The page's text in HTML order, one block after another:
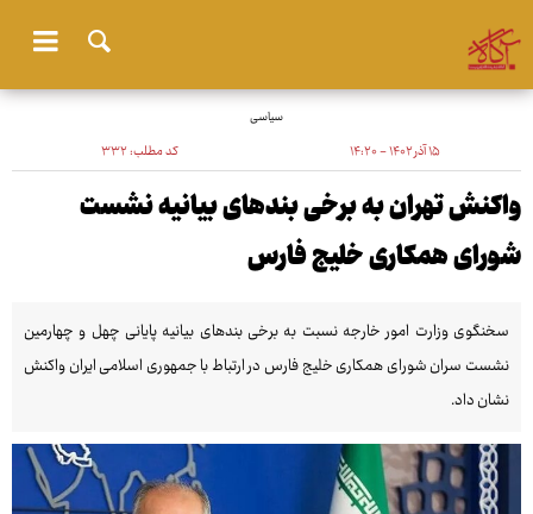
سیاسی
۱۵ آذر ۱۴۰۲ - ۱۴:۲۰ کد مطلب:۳۳۲
واکنش تهران به برخی بندهای بیانیه نشست
شورای همکاری خلیج فارس
سخنگوی وزارت امور خارجه نسبت به برخی بندهای بیانیه پایانی چهل و چهارمین
نشست سران شورای همکاری خلیج فارس در ارتباط با جمهوری اسلامی ایران واکنش
نشان داد.